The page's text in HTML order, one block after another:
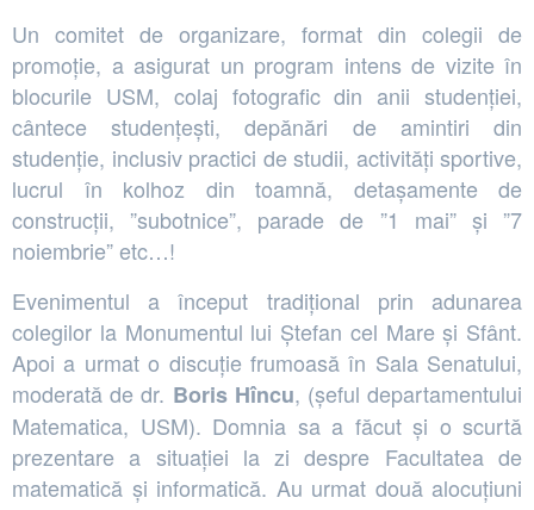
Un comitet de organizare, format din colegii de
promoție, a asigurat un program intens de vizite în
blocurile USM, colaj fotografic din anii studenției,
cântece studențești, depănări de amintiri din
studenție, inclusiv practici de studii, activități sportive,
lucrul în kolhoz din toamnă, detașamente de
construcții, ”subotnice”, parade de ”1 mai” și ”7
noiembrie” etc…!
Evenimentul a început tradițional prin adunarea
colegilor la Monumentul lui Ștefan cel Mare și Sfânt.
Apoi a urmat o discuție frumoasă în Sala Senatului,
moderată de dr. Boris Hîncu, (șeful departamentului
Matematica, USM). Domnia sa a făcut și o scurtă
prezentare a situației la zi despre Facultatea de
matematică și informatică. Au urmat două alocuțiuni